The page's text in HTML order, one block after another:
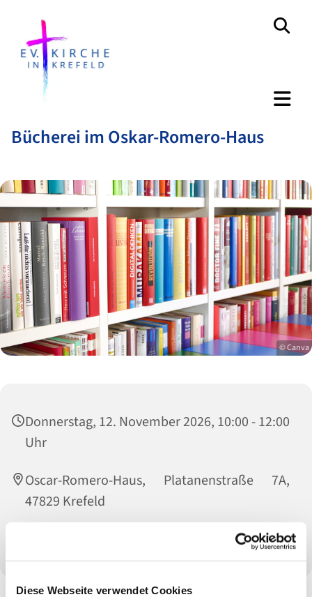
Diese Webseite verwendet Cookies
Bücherei im Oskar-Romero-Haus
© Canva
Donnerstag, 12. November 2026, 10:00 - 12:00
Uhr
Oscar-Romero-Haus, Platanenstraße 7A,
47829 Krefeld
G. Detzner, M. Walter, E. Koeker, G. Kamps